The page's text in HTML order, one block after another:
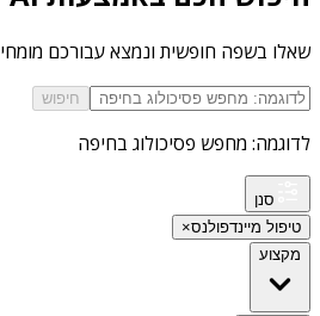
שאלו בשפה חופשית ונמצא עבורכם
חיפוש
לדוגמה: מחפש פסיכולוג בחיפה
סנן
טיפול מיינדפולנס×
מקצוע